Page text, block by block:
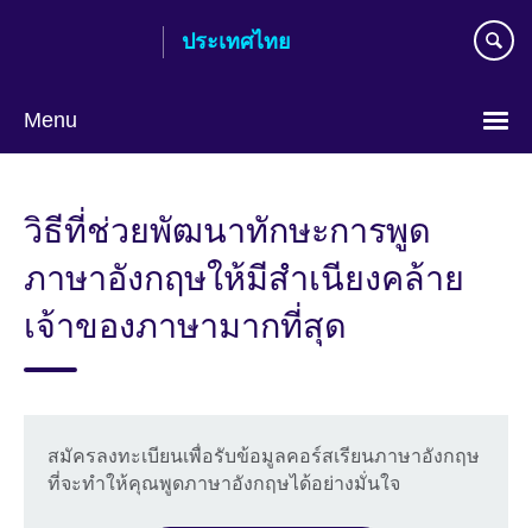
ประเทศไทย
Menu
วิธีที่ช่วยพัฒนาทักษะการพูด
ภาษาอังกฤษให้มีสำเนียงคล้าย
เจ้าของภาษามากที่สุด
สมัครลงทะเบียนเพื่อรับข้อมูลคอร์สเรียนภาษาอังกฤษ
ที่จะทำให้คุณพูดภาษาอังกฤษได้อย่างมั่นใจ